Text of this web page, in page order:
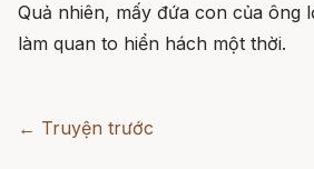
Quả nhiên, mấy đứa con của ông
làm quan to hiển hách một thời.
← Truyện trước